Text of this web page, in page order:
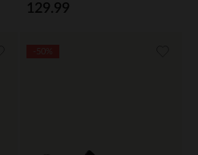
129.99